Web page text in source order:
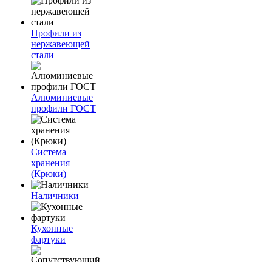
Профили из
нержавеющей
стали
Алюминиевые
профили ГОСТ
Система
хранения
(Крюки)
Наличники
Кухонные
фартуки